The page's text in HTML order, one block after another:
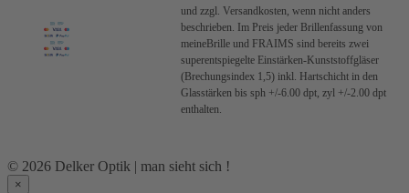
und zzgl. Versandkosten, wenn nicht anders
beschrieben. Im Preis jeder Brillenfassung von
meineBrille und FRAIMS sind bereits zwei
superentspiegelte Einstärken-Kunststoffgläser
(Brechungsindex 1,5) inkl. Hartschicht in den
Glasstärken bis sph +/-6.00 dpt, zyl +/-2.00 dpt
enthalten.
© 2026 Delker Optik | man sieht sich !
×